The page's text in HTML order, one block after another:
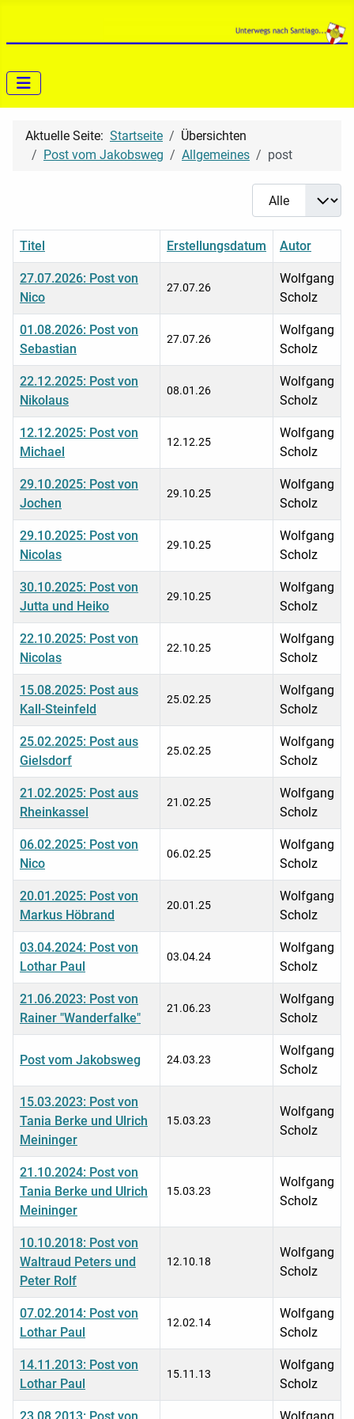
Aktuelle Seite: Startseite
Übersichten
Post vom Jakobsweg
Allgemeines post
Anzeige #
Titel Erstellungsdatum Autor
27.07.2026: Post von
Nico
27.07.26
Wolfgang
Scholz
01.08.2026: Post von
Sebastian
27.07.26
Wolfgang
Scholz
22.12.2025: Post von
Nikolaus
08.01.26
Wolfgang
Scholz
12.12.2025: Post von
Michael
12.12.25
Wolfgang
Scholz
29.10.2025: Post von
Jochen
29.10.25
Wolfgang
Scholz
29.10.2025: Post von
Nicolas
29.10.25
Wolfgang
Scholz
30.10.2025: Post von
Jutta und Heiko
29.10.25
Wolfgang
Scholz
22.10.2025: Post von
Nicolas
22.10.25
Wolfgang
Scholz
15.08.2025: Post aus
Kall-Steinfeld
25.02.25
Wolfgang
Scholz
25.02.2025: Post aus
Gielsdorf
25.02.25
Wolfgang
Scholz
21.02.2025: Post aus
Rheinkassel
21.02.25
Wolfgang
Scholz
06.02.2025: Post von
Nico
06.02.25
Wolfgang
Scholz
20.01.2025: Post von
Markus Höbrand
20.01.25
Wolfgang
Scholz
03.04.2024: Post von
Lothar Paul
03.04.24
Wolfgang
Scholz
21.06.2023: Post von
Rainer "Wanderfalke"
21.06.23
Wolfgang
Scholz
Post vom Jakobsweg 24.03.23
Wolfgang
Scholz
15.03.2023: Post von
Tania Berke und Ulrich
Meininger
15.03.23
Wolfgang
Scholz
21.10.2024: Post von
Tania Berke und Ulrich
Meininger
15.03.23
Wolfgang
Scholz
10.10.2018: Post von
Waltraud Peters und
Peter Rolf
12.10.18
Wolfgang
Scholz
07.02.2014: Post von
Lothar Paul
12.02.14
Wolfgang
Scholz
14.11.2013: Post von
Lothar Paul
15.11.13
Wolfgang
Scholz